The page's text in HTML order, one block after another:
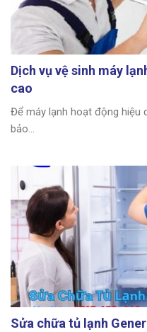
Dịch vụ vệ sinh máy
cao
Để máy lạnh hoạt động hiệu
bảo...
Sửa chữa tủ lạnh